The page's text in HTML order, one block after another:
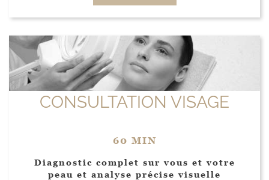
CONSULTATION VISAGE
60 MIN
Diagnostic complet sur vous et votre
peau et analyse précise visuelle